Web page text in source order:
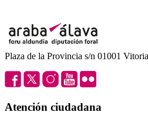
Plaza de la Provincia s/n 01001
Atención ciudadana